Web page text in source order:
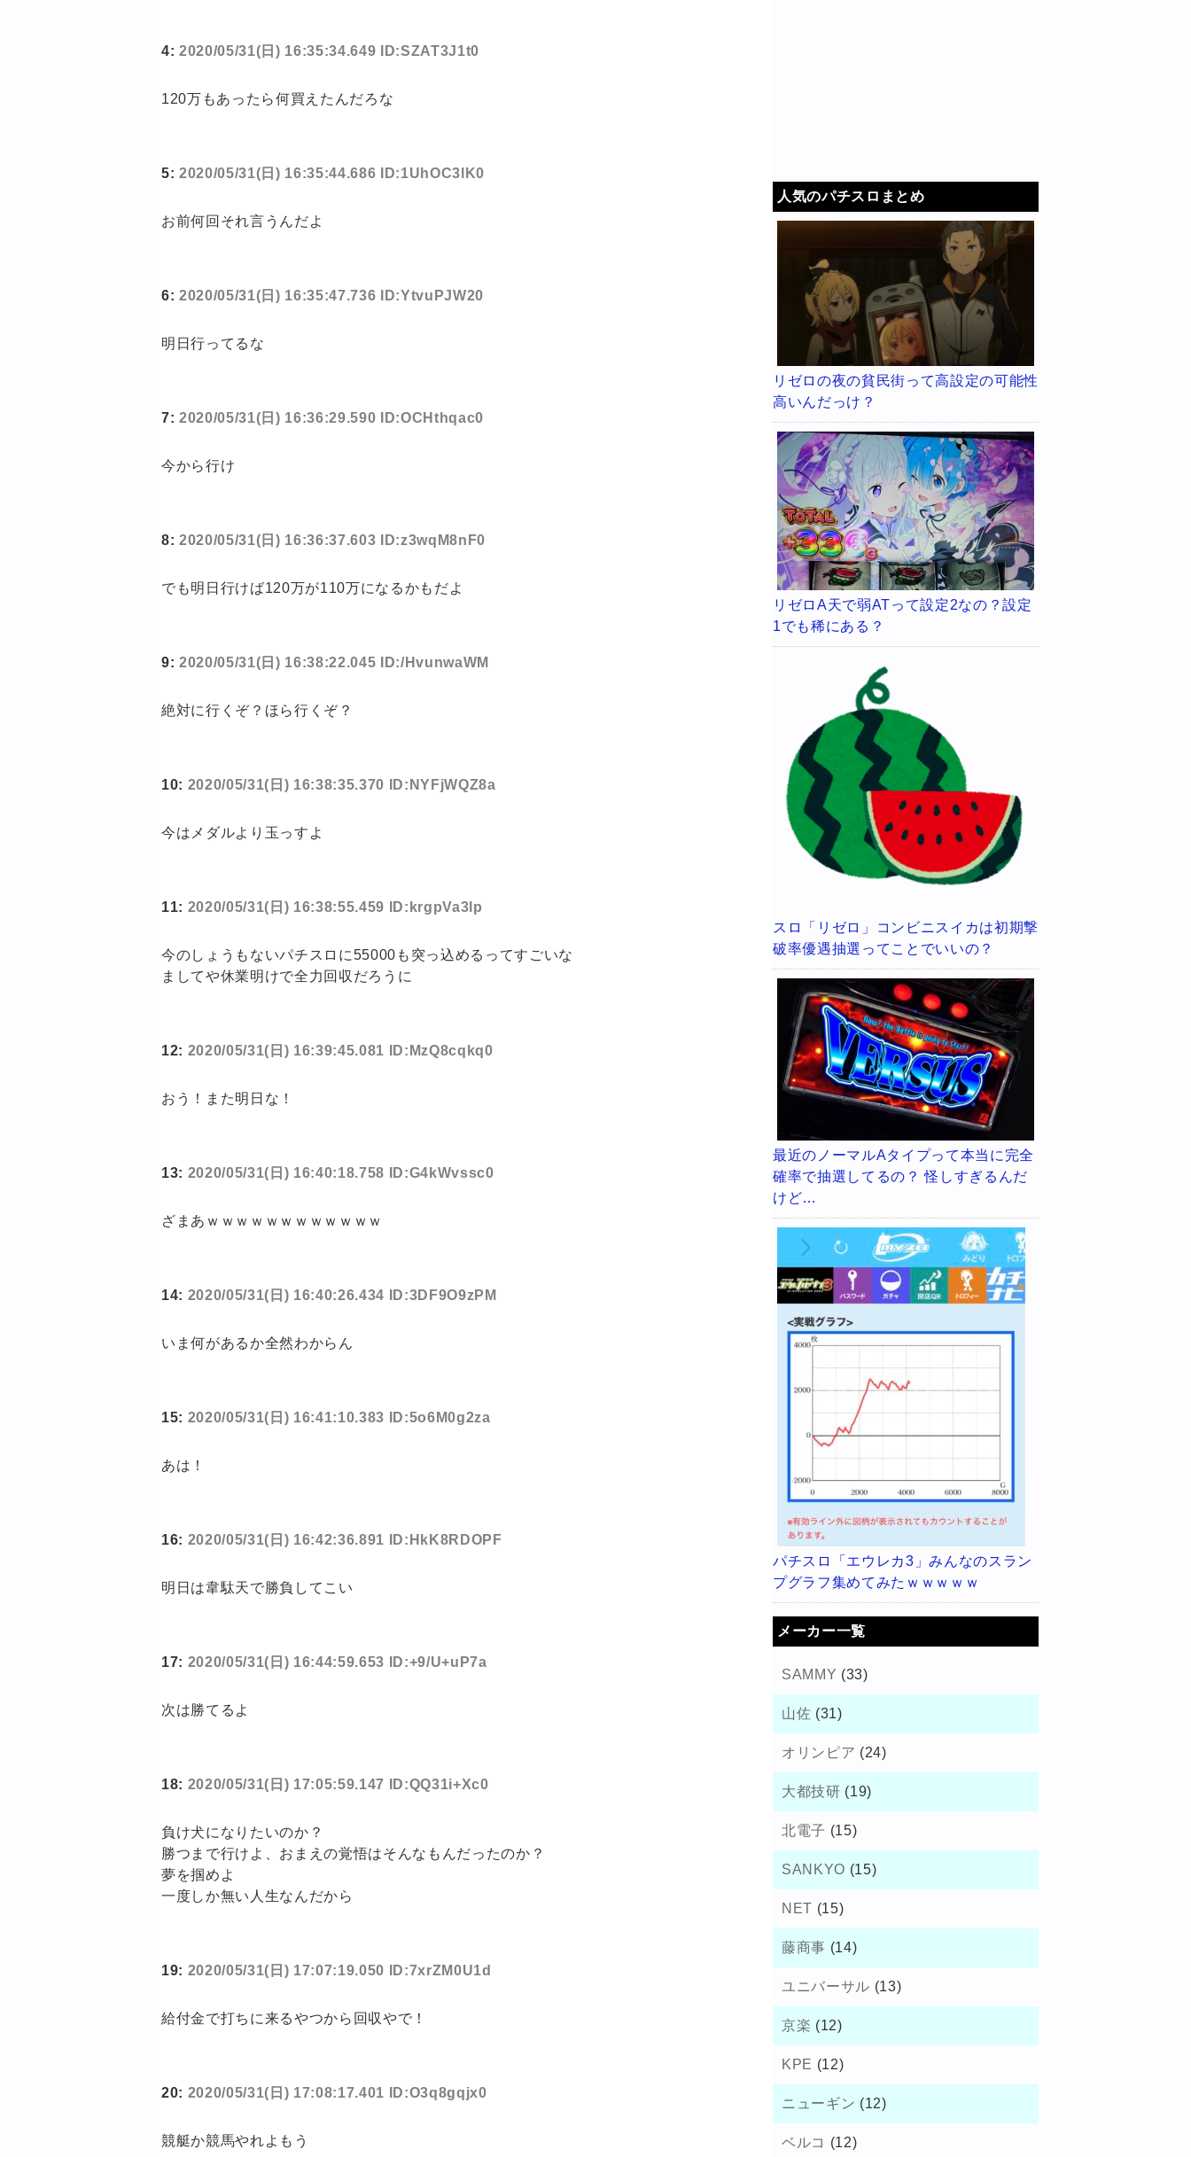
4: 2020/05/31(日) 16:35:34.649 ID:SZAT3J1t0
120万もあったら何買えたんだろな
5: 2020/05/31(日) 16:35:44.686 ID:1UhOC3lK0
お前何回それ言うんだよ
6: 2020/05/31(日) 16:35:47.736 ID:YtvuPJW20
明日行ってるな
7: 2020/05/31(日) 16:36:29.590 ID:OCHthqac0
今から行け
8: 2020/05/31(日) 16:36:37.603 ID:z3wqM8nF0
でも明日行けば120万が110万になるかもだよ
9: 2020/05/31(日) 16:38:22.045 ID:/HvunwaWM
絶対に行くぞ？ほら行くぞ？
10: 2020/05/31(日) 16:38:35.370 ID:NYFjWQZ8a
今はメダルより玉っすよ
11: 2020/05/31(日) 16:38:55.459 ID:krgpVa3lp
今のしょうもないパチスロに55000も突っ込めるってすごいな
ましてや休業明けで全力回収だろうに
12: 2020/05/31(日) 16:39:45.081 ID:MzQ8cqkq0
おう！また明日な！
13: 2020/05/31(日) 16:40:18.758 ID:G4kWvssc0
ざまあｗｗｗｗｗｗｗｗｗｗｗｗ
14: 2020/05/31(日) 16:40:26.434 ID:3DF9O9zPM
いま何があるか全然わからん
15: 2020/05/31(日) 16:41:10.383 ID:5o6M0g2za
あは！
16: 2020/05/31(日) 16:42:36.891 ID:HkK8RDOPF
明日は韋駄天で勝負してこい
17: 2020/05/31(日) 16:44:59.653 ID:+9/U+uP7a
次は勝てるよ
18: 2020/05/31(日) 17:05:59.147 ID:QQ31i+Xc0
負け犬になりたいのか？
勝つまで行けよ、おまえの覚悟はそんなもんだったのか？
夢を掴めよ
一度しか無い人生なんだから
19: 2020/05/31(日) 17:07:19.050 ID:7xrZM0U1d
給付金で打ちに来るやつから回収やで！
20: 2020/05/31(日) 17:08:17.401 ID:O3q8gqjx0
競艇か競馬やれよもう
人気のパチスロまとめ
リゼロの夜の貧民街って高設定の可能性
高いんだっけ？
リゼロA天で弱ATって設定2なの？設定
1でも稀にある？
スロ「リゼロ」コンビニスイカは初期撃
破率優遇抽選ってことでいいの？
最近のノーマルAタイプって本当に完全
確率で抽選してるの？ 怪しすぎるんだ
けど…
パチスロ「エウレカ3」みんなのスラン
プグラフ集めてみたｗｗｗｗｗ
メーカー一覧
SAMMY (33)
山佐 (31)
オリンピア (24)
大都技研 (19)
北電子 (15)
SANKYO (15)
NET (15)
藤商事 (14)
ユニバーサル (13)
京楽 (12)
KPE (12)
ニューギン (12)
ベルコ (12)